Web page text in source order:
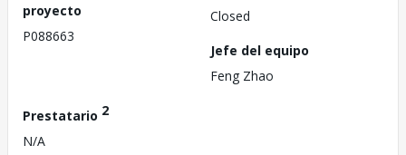
proyecto
P088663
Closed
Jefe del equipo
Feng Zhao
Prestatario 2
N/A